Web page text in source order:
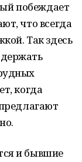
побеждает
что всегда
Так здесь
когда
и бывшие